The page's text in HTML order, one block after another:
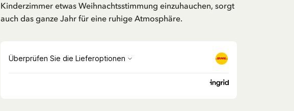
Kinderzimmer etwas Weihnachtsstimmung einzuhauchen, sorgt
auch das ganze Jahr für eine ruhige Atmosphäre.